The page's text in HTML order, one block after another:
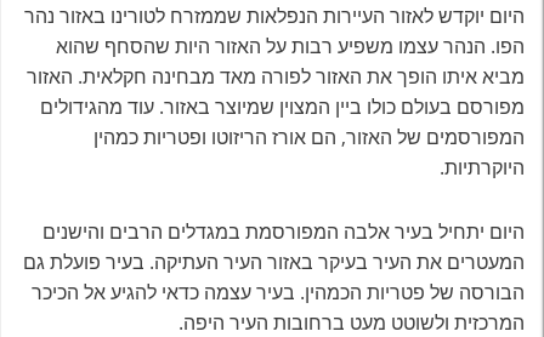
היום יוקדש לאזור העיירות הנפלאות שממזרח לטורינו באזור נהר
הפו. הנהר עצמו משפיע רבות על האזור היות שהסחף שהוא
מביא איתו הופך את האזור לפורה מאד מבחינה חקלאית. האזור
מפורסם בעולם כולו ביין המצוין שמיוצר באזור. עוד מהגידולים
המפורסמים של האזור, הם אורז הריזוטו ופטריות כמהין
היוקרתיות.
היום יתחיל בעיר אלבה המפורסמת במגדלים הרבים והישנים
המעטרים את העיר בעיקר באזור העיר העתיקה. בעיר פועלת גם
הבורסה של פטריות הכמהין. בעיר עצמה כדאי להגיע אל הכיכר
המרכזית ולשוטט מעט ברחובות העיר היפה.